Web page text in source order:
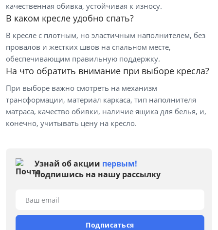
Цена
от
качественная обивка, устойчивая к износу.
В каком кресле удобно спать?
В кресле с плотным, но эластичным наполнителем, без
провалов и жестких швов на спальном месте,
обеспечивающим правильную поддержку.
На что обратить внимание при выборе кресла?
При выборе важно смотреть на механизм
трансформации, материал каркаса, тип наполнителя
матраса, качество обивки, наличие ящика для белья, и,
конечно, учитывать цену на кресло.
Узнай об акции первым!
Подпишись на нашу рассылку
Ваш email
Подписаться